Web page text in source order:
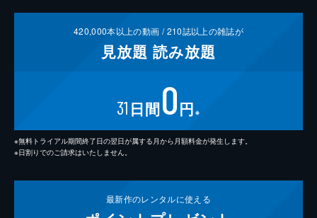
420,000本以上の動画 /210誌以上の雑誌が
見放題 読み放題
31 日間0円 ※
※無料トライアル期間終了日の翌日が属する月から月額料金が発生します。
※日割りでのご請求はいたしません。
最新作のレンタルに使える